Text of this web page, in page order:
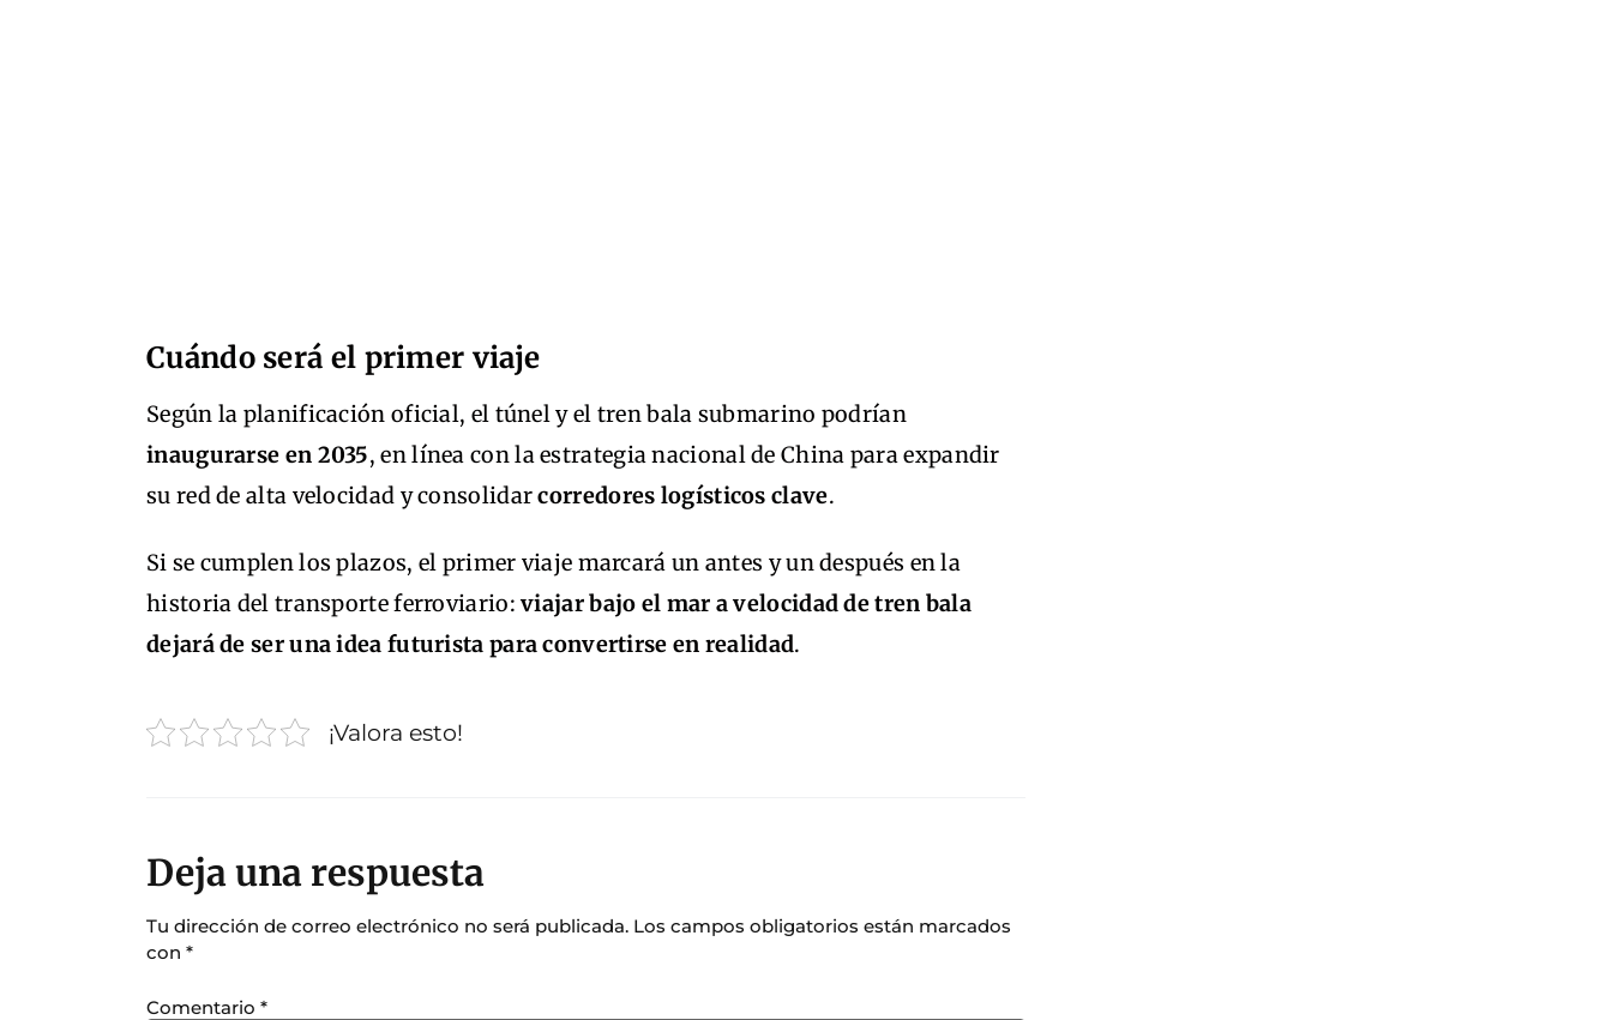
Cuándo será el primer viaje
Según la planificación oficial, el túnel y el tren bala submarino podrían
inaugurarse en 2035, en línea con la estrategia nacional de China para expandir
su red de alta velocidad y consolidarcorredores logísticos clave.
Si se cumplen los plazos, el primer viaje marcará un antes y un después en la
historia del transporte ferroviario:viajar bajo el mar a velocidad de tren bala
dejará de ser una idea futurista para convertirse en realidad.
¡Valora esto!
Deja una respuesta
Tu dirección de correo electrónico no será publicada. Los campos obligatorios están marcados
con *
Comentario *